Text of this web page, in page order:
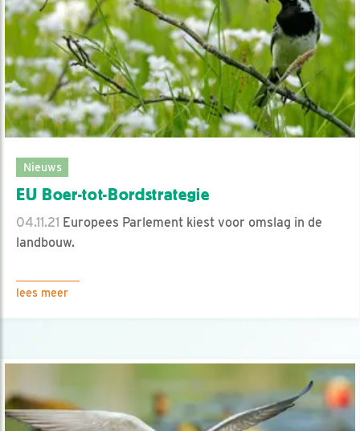
Nieuws
EU Boer-tot-Bordstrategie
04.11.21 Europees Parlement kiest voor omslag in de
landbouw.
lees meer